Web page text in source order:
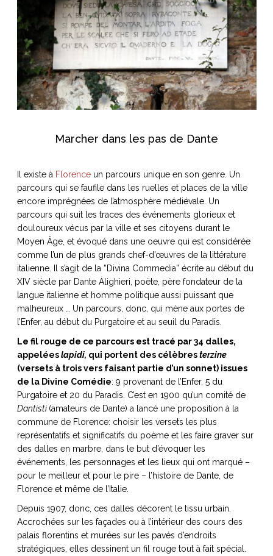
du
Notre palette
Virtuosa Venezia
ART ET DESIGN
Marcher dans les pas de Dante
Il existe à Florenceun parcours unique en son genre. Un
parcours qui se faufile dans les ruelles et places de la ville
encore imprégnées de l’atmosphère médiévale. Un
parcours qui suit les traces des événements glorieux et
douloureux vécus par la ville et ses citoyens durant le
Moyen Âge, et évoqué dans une oeuvre qui est considérée
comme l’un de plus grands chef-d’œuvres de la littérature
italienne. Il s’agit de la “Divina Commedia” écrite au début du
XIV siècle par Dante Alighieri, poète, père fondateur de la
langue italienne et homme politique aussi puissant que
malheureux … Un parcours, donc, qui mène aux portes de
l’Enfer, au début du Purgatoire et au seuil du Paradis.
Le fil rouge de ce parcours est tracé par 34 dalles,
appeléeslapidi, qui portent des célèbresterzine
(versets à trois vers faisant partie d’un sonnet) issues
de la Divine Comédie: 9 provenant de l’Enfer, 5 du
Purgatoire et 20 du Paradis. C’est en 1900 qu’un comité de
Dantisti(amateurs de Dante) a lancé une proposition à la
commune de Florence: choisir les versets les plus
représentatifs et significatifs du poème et les faire graver sur
des dalles en marbre, dans le but d’évoquer les
événements, les personnages et les lieux qui ont marqué –
pour le meilleur et pour le pire – l’histoire de Dante, de
Florence et même de l’Italie.
Depuis 1907, donc, ces dalles décorent le tissu urbain.
Accrochées sur les façades ou à l’intérieur des cours des
palais florentins et murées sur les pavés d’endroits
stratégiques, elles dessinent un fil rouge tout à fait spécial.